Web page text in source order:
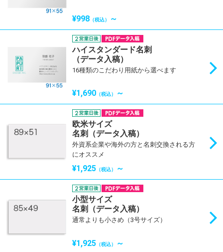
¥998 （税込） ～
ハイスタンダード名刺
（データ入稿）
16種類のこだわり用紙から選べます
¥1,690 （税込） ～
欧米サイズ
名刺（データ入稿）
外資系企業や海外の方と名刺交換される方
にオススメ
¥1,925 （税込） ～
小型サイズ
名刺（データ入稿）
通常よりも小さめ（3号サイズ）
¥1,925 （税込） ～